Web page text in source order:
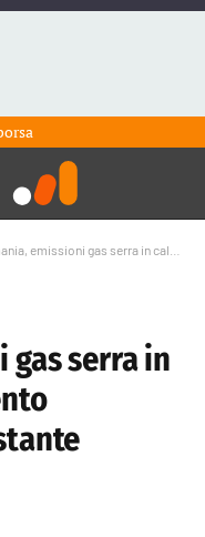
gas serra in calo nel 2024. Aumento nell’industria nonostante stagnazione
gas serra in